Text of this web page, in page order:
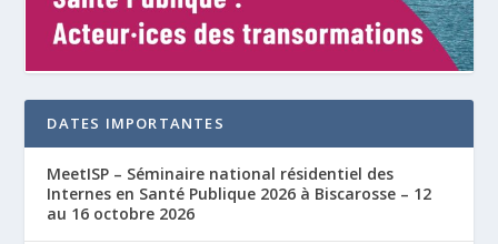
DATES IMPORTANTES
MeetISP – Séminaire national résidentiel des
Internes en Santé Publique 2026 à Biscarosse – 12
au 16 octobre 2026